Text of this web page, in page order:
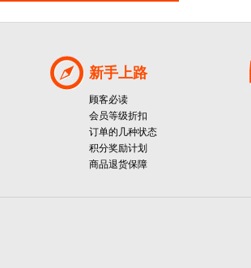
新手上路
顾客必读
会员等级折扣
订单的几种状态
积分奖励计划
商品退货保障